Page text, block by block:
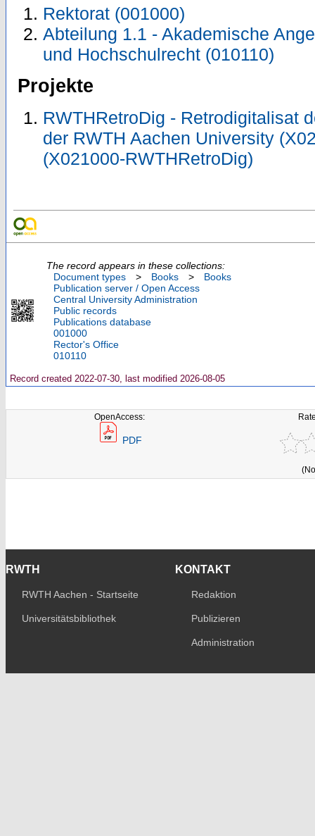
Rektorat (001000)
Abteilung 1.1 - Akademische
und Hochschulrecht (010110)
Projekte
RWTHRetroDig - Retrodigitalisat
der RWTH Aachen University
(X021000-RWTHRetroDig)
The record appears in these collections:
Document types
> Books >
Books
Publication server / Open Access
Central University Administration
Public records
Publications database
001000
Rector's Office
010110
Record created 2022-07-30, last modified 2026-08-05
OpenAccess:
PDF
RWTH
RWTH Aachen - Startseite
Universitätsbibliothek
KONTAKT
Redaktion
Publizieren
Administration